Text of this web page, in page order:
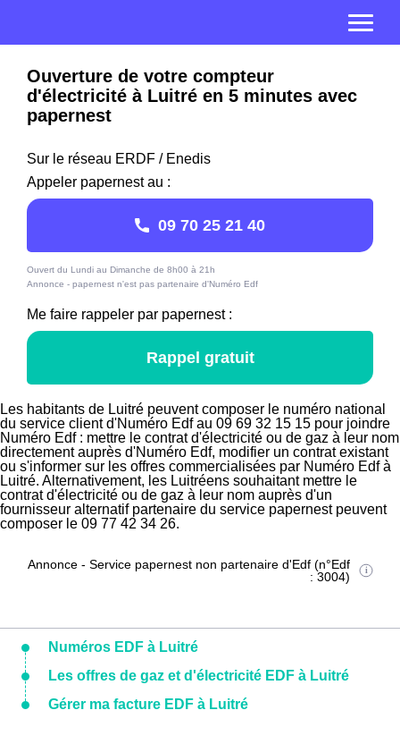
Ouverture de votre compteur
d'électricité à Luitré en 5 minutes avec
papernest
Sur le réseau ERDF / Enedis
Appeler papernest au :
09 70 25 21 40
Ouvert du Lundi au Dimanche de 8h00 à 21h
Annonce - papernest n'est pas partenaire d'Numéro Edf
Me faire rappeler par papernest :
Rappel gratuit
Les habitants de Luitré peuvent composer le numéro national
du service client d'Numéro Edf au 09 69 32 15 15 pour joindre
Numéro Edf : mettre le contrat d'électricité ou de gaz à leur nom
directement auprès d'Numéro Edf, modifier un contrat existant
ou s'informer sur les offres commercialisées par Numéro Edf à
Luitré. Alternativement, les Luitréens souhaitant mettre le
contrat d'électricité ou de gaz à leur nom auprès d'un
fournisseur alternatif partenaire du service papernest peuvent
composer le 09 77 42 34 26.
Annonce - Service papernest non partenaire d'Edf (n°Edf
: 3004)
Numéros EDF à Luitré
Les offres de gaz et d'électricité EDF à Luitré
Gérer ma facture EDF à Luitré